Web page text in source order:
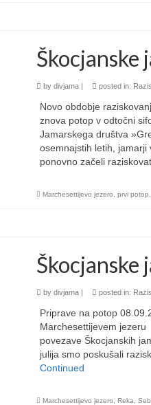
Škocjanske
by divjama| posted in:
Novo obdobje
znova potop v odtočni
Jamarskega društva
osemnajstih letih, jamarji
ponovno začeli
Marchesettijevo jezero prvi potop
Škocjanske
by divjama| posted in:
Priprave na potop
Marchesettijevem
povezave Škocjanskih
julija smo poskušali
Continued
Marchesettijevo jezero Reka